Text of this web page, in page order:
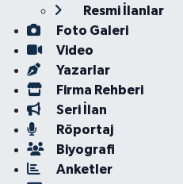
Resmi İlanlar
Foto Galeri
Video
Yazarlar
Firma Rehberi
Seri İlan
Röportaj
Biyografi
Anketler